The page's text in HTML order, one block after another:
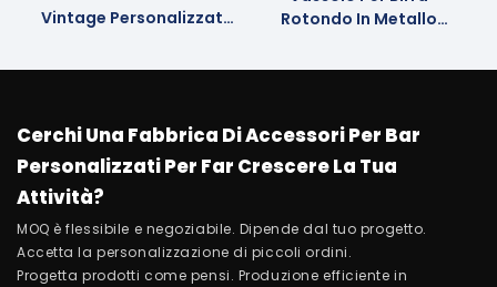
Vintage Personalizzato
Rotondo In Metallo
Cerchi Una Fabbrica Di Accessori Per Bar
Personalizzati Per Far Crescere La Tua
Attività?
MOQ è flessibile e negoziabile. Dipende dal tuo progetto.
Accetta la personalizzazione di piccoli ordini.
Progetta prodotti come pensi. Produzione efficiente in